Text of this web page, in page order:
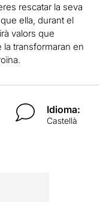
rescatar la seva
ella, durant el
valors que
transformaran en
Idioma:
Castellà